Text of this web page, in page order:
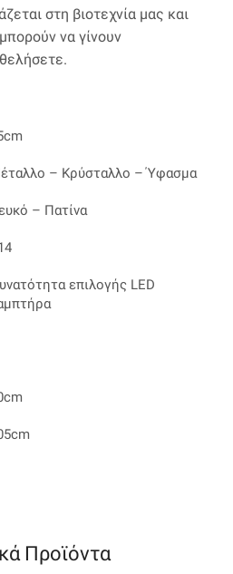
στη βιοτεχνία μας και
να γίνουν
– Κρύσταλλο – Ύφασμα
– Πατίνα
επιλογής LED
Προϊόντα